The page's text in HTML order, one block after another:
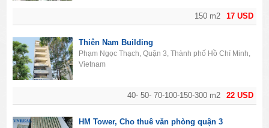
17 USD
150 m2
22 USD
40- 50- 70-100-150-300 m2
Thiên Nam Building
Phạm Ngọc Thạch, Quận 3, Thành phố Hồ Chí Minh,
Vietnam
HM Tower, Cho thuê văn phòng quận 3